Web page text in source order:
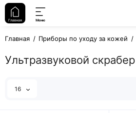
Главная Меню
Главная Приборы по уходу за кожей
Ультразвуковой скрабер
16